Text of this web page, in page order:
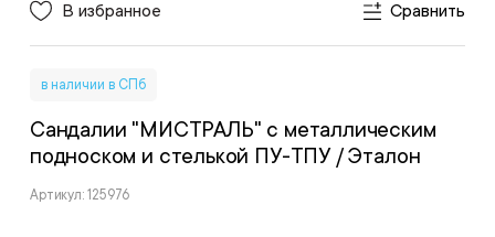
В избранное Сравнить
в наличии в СПб
Сандалии "МИСТРАЛЬ" с металлическим
подноском и стелькой ПУ-ТПУ / Эталон
Артикул: 125976